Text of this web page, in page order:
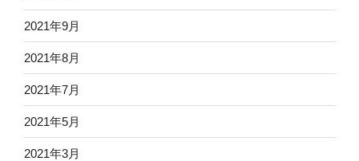
2021年9月
2021年8月
2021年7月
2021年5月
2021年3月